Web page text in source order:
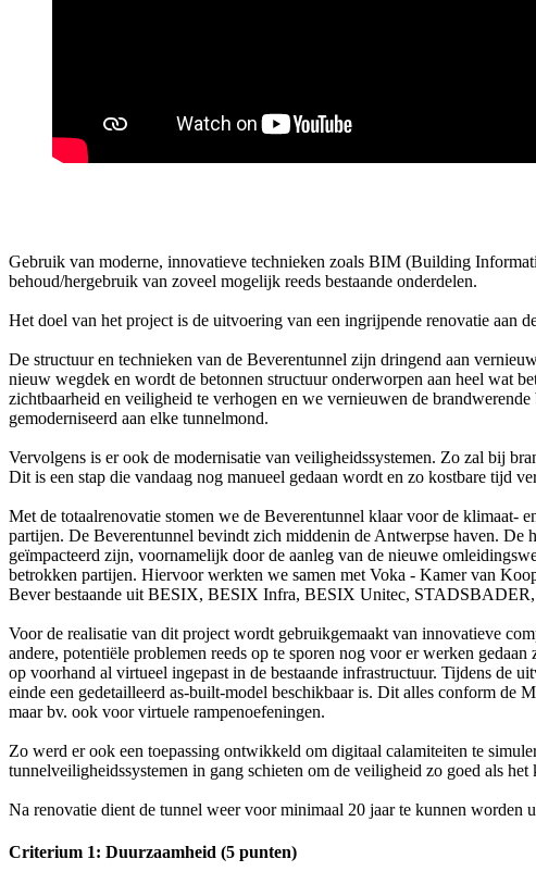
Gebruik van moderne, innovatieve technieken zoals BIM (Building
behoud/hergebruik van zoveel mogelijk reeds bestaande onderdelen.
Het doel van het project is de uitvoering van een ingrijpende renovatie aan
De structuur en technieken van de Beverentunnel zijn dringend aan
nieuw wegdek en wordt de betonnen structuur onderworpen aan heel wat
zichtbaarheid en veiligheid te verhogen en we vernieuwen de
gemoderniseerd aan elke tunnelmond.
Vervolgens is er ook de modernisatie van veiligheidssystemen. Zo zal bij
Dit is een stap die vandaag nog manueel gedaan wordt en zo kostbare tijd
Met de totaalrenovatie stomen we de Beverentunnel klaar voor de klimaat-
partijen. De Beverentunnel bevindt zich middenin de Antwerpse haven. De
geïmpacteerd zijn, voornamelijk door de aanleg van de nieuwe
betrokken partijen. Hiervoor werkten we samen met Voka ‑ Kamer van
Bever bestaande uit BESIX, BESIX Infra, BESIX Unitec,
Voor de realisatie van dit project wordt gebruikgemaakt van innovatieve
andere, potentiële problemen reeds op te sporen nog voor er werken
op voorhand al virtueel ingepast in de bestaande infrastructuur. Tijdens de
einde een gedetailleerd as-built-model beschikbaar is. Dit alles conform
maar bv. ook voor virtuele rampenoefeningen.
Zo werd er ook een toepassing ontwikkeld om digitaal calamiteiten te
tunnelveiligheidssystemen in gang schieten om de veiligheid zo goed als het
Na renovatie dient de tunnel weer voor minimaal 20 jaar te kunnen worden
Criterium 1: Duurzaamheid (5 punten)